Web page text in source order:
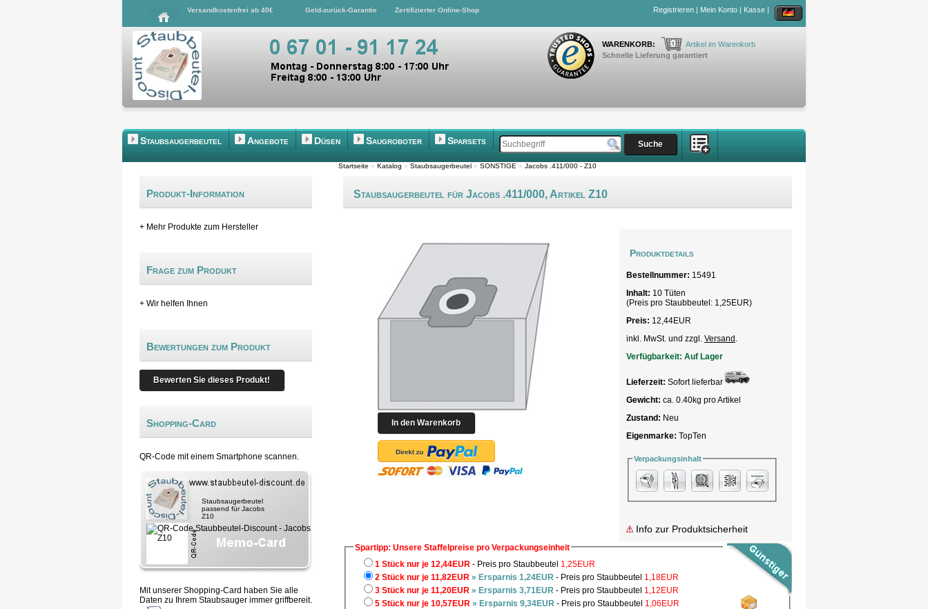
Versandkostenfrei ab 40€ Geld-zurück-Garantie Zertifizierter Online-Shop Registrieren | Mein Konto | Kasse |
WARENKORB: 0
Artikel im Warenkorb
Schnelle Lieferung garantiert
Staubsaugerbeutel Angebote Düsen Saugroboter Sparsets
Startseite » Katalog » Staubsaugerbeutel » SONSTIGE » Jacobs .411/000 - Z10
Staubsaugerbeutel für Jacobs .411/000, Artikel Z10
Produktdetails
Bestellnummer: 15491
Inhalt: 10 Tüten
(Preis pro Staubbeutel: 1,25EUR)
Preis: 12,44EUR
inkl. MwSt. und zzgl. Versand
Verfügbarkeit: Auf Lager
Lieferzeit: Sofort lieferbar
Gewicht: ca. 0.40kg pro Artikel
Zustand: Neu
Eigenmarke: TopTen
Verpackungsinhalt
Info zur Produktsicherheit
Spartipp: Unsere Staffelpreise pro Verpackungseinheit
1 Stück nur je 12,44EUR - Preis pro Staubbeutel 1,25EUR
2 Stück nur je 11,82EUR » Ersparnis 1,24EUR - Preis pro Staubbeutel 1,18EUR
3 Stück nur je 11,20EUR » Ersparnis 3,71EUR - Preis pro Staubbeutel 1,12EUR
5 Stück nur je 10,57EUR » Ersparnis 9,34EUR - Preis pro Staubbeutel 1,06EUR
Produkt-Information
+ Mehr Produkte zum Hersteller
Frage zum Produkt
+ Wir helfen Ihnen
Bewertungen zum Produkt
Bewerten Sie dieses Produkt!
Shopping-Card
QR-Code mit einem Smartphone scannen.
Staubsaugerbeutel
passend für Jacobs
Z10
Mit unserer Shopping-Card haben Sie alle
Daten zu Ihrem Staubsauger immer griffbereit.